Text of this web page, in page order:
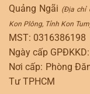
Quảng Ngãi (Địa chỉ
Kon Plông, Tỉnh Kon
MST: 0316386198
Ngày cấp
Nơi cấp: Phòng
Tư TPHCM